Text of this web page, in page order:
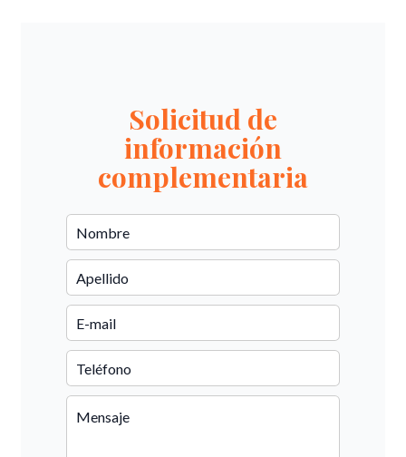
Solicitud de
información
complementaria